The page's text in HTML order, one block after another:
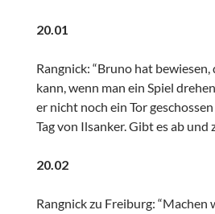
20.01
Rangnick: “Bruno hat bewiesen,
kann, wenn man ein Spiel
er nicht noch ein Tor
Tag von Ilsanker. Gibt es ab und
20.02
Rangnick zu Freiburg: “Machen